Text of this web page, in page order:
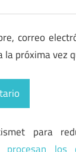
correo
próxima vez
para
procesan